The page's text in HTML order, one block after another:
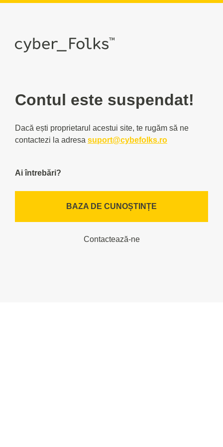
Contul este suspendat!
Dacă ești proprietarul acestui site, te rugăm să ne
contactezi la adresa suport@cybefolks.ro
Ai întrebări?
BAZA DE CUNOȘTINȚE
Contactează-ne